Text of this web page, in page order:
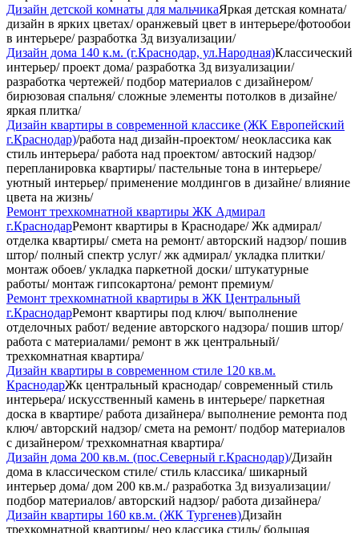
Дизайн детской комнаты для мальчикаЯркая детская комната/
дизайн в ярких цветах/ оранжевый цвет в интерьере/фотообои
в интерьере/ разработка 3д визуализации/
Дизайн дома 140 к.м. (г.Краснодар, ул.Народная)Классический
интерьер/ проект дома/ разработка 3д визуализации/
разработка чертежей/ подбор материалов с дизайнером/
бирюзовая спальня/ сложные элементы потолков в дизайне/
яркая плитка/
Дизайн квартиры в современной классике (ЖК Европейский
г.Краснодар)/работа над дизайн-проектом/ неоклассика как
стиль интерьера/ работа над проектом/ автоский надзор/
перепланировка квартиры/ пастельные тона в интерьере/
уютный интерьер/ применение молдингов в дизайне/ влияние
цвета на жизнь/
Ремонт трехкомнатной квартиры ЖК Адмирал
г.КраснодарРемонт квартиры в Краснодаре/ Жк адмирал/
отделка квартиры/ смета на ремонт/ авторский надзор/ пошив
штор/ полный спектр услуг/ жк адмирал/ укладка плитки/
монтаж обоев/ укладка паркетной доски/ штукатурные
работы/ монтаж гипсокартона/ ремонт премиум/
Ремонт трехкомнатной квартиры в ЖК Центральный
г.КраснодарРемонт квартиры под ключ/ выполнение
отделочных работ/ ведение авторского надзора/ пошив штор/
работа с материалами/ ремонт в жк центральный/
трехкомнатная квартира/
Дизайн квартиры в современном стиле 120 кв.м.
КраснодарЖк центральный краснодар/ современный стиль
интерьера/ искусственный камень в интерьере/ паркетная
доска в квартире/ работа дизайнера/ выполнение ремонта под
ключ/ авторский надзор/ смета на ремонт/ подбор материалов
с дизайнером/ трехкомнатная квартира/
Дизайн дома 200 кв.м. (пос.Северный г.Краснодар)/Дизайн
дома в классическом стиле/ стиль классика/ шикарный
интерьер дома/ дом 200 кв.м./ разработка 3д визуализации/
подбор материалов/ авторский надзор/ работа дизайнера/
Дизайн квартиры 160 кв.м. (ЖК Тургенев)Дизайн
трехкомнатной квартиры/ нео классика стиль/ большая